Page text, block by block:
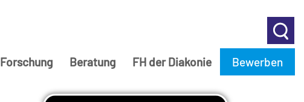
Forschung Beratung FH der Diakonie Bewerben